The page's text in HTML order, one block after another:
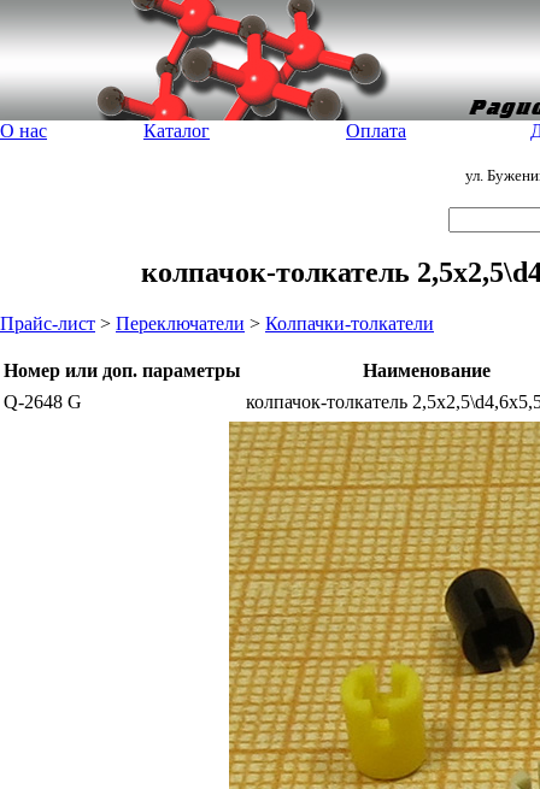
О нас Каталог Оплата
ул.
колпачок-толкатель
Прайс-лист > Переключатели > Колпачки-толкатели
Номер или доп. параметры
Наименование
Q-2648 G
колпачок-толкатель